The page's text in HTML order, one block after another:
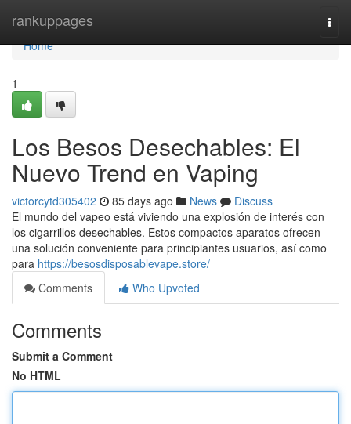
rankuppages
Home
Home
1
Los Besos Desechables: El
Nuevo Trend en Vaping
victorcytd305402 85 days ago News
Discuss
El mundo del vapeo está viviendo una explosión de interés con
los cigarrillos desechables. Estos compactos aparatos ofrecen
una solución conveniente para principiantes usuarios, así como
para https://besosdisposablevape.store/
Comments
Who Upvoted
Comments
Submit a Comment
No HTML